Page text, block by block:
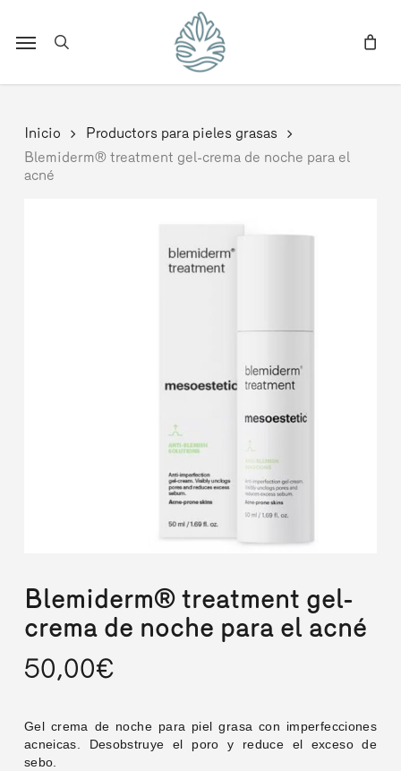
main
Inicio
Productors para pieles grasas
Blemiderm® treatment gel-crema de noche para el
acné
Blemiderm® treatment gel-
crema de noche para el acné
50,00€
Gel crema de noche para piel grasa con imperfecciones
acneicas. Desobstruye el poro y reduce el exceso de
sebo.